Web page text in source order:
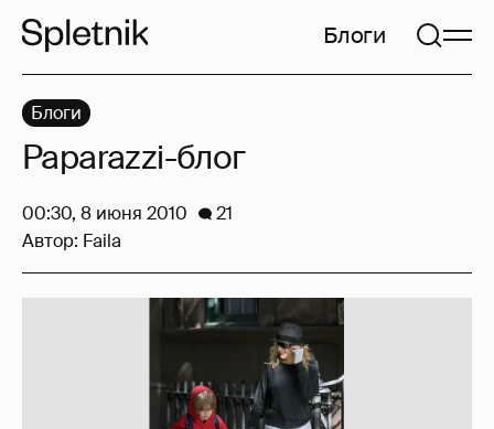
Блоги
Блоги
Paparazzi-блог
00:30, 8 июня 2010
21
Автор: Faila